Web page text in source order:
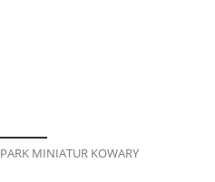
PARK MINIATUR KOWARY